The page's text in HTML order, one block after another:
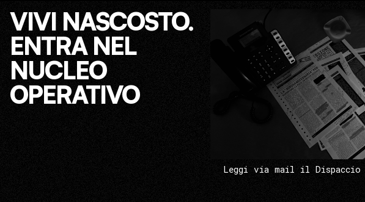
VIVI NASCOSTO.
ENTRA NEL
NUCLEO
OPERATIVO
Leggi via mail il Dispaccio